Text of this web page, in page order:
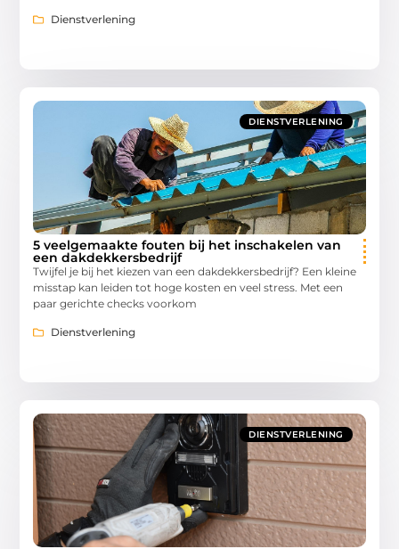
Dienstverlening
DIENSTVERLENING
5 veelgemaakte fouten bij het inschakelen van
een dakdekkersbedrijf
Twijfel je bij het kiezen van een dakdekkersbedrijf? Een kleine
misstap kan leiden tot hoge kosten en veel stress. Met een
paar gerichte checks voorkom
Dienstverlening
DIENSTVERLENING